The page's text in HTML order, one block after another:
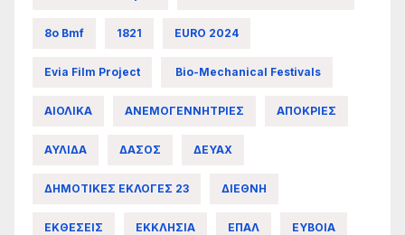
8ο Bmf 1821 EURO 2024
Evia Film Project Bio-Mechanical Festivals
ΑΙΟΛΙΚΑ ΑΝΕΜΟΓΕΝΝΗΤΡΙΕΣ ΑΠΟΚΡΙΕΣ
ΑΥΛΙΔΑ ΔΑΣΟΣ ΔΕΥΑΧ
ΔΗΜΟΤΙΚΕΣ ΕΚΛΟΓΕΣ 23 ΔΙΕΘΝΗ
ΕΚΘΕΣΕΙΣ ΕΚΚΛΗΣΙΑ ΕΠΑΛ ΕΥΒΟΙΑ